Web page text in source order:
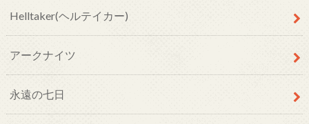
Helltaker(ヘルテイカー)
アークナイツ
永遠の七日